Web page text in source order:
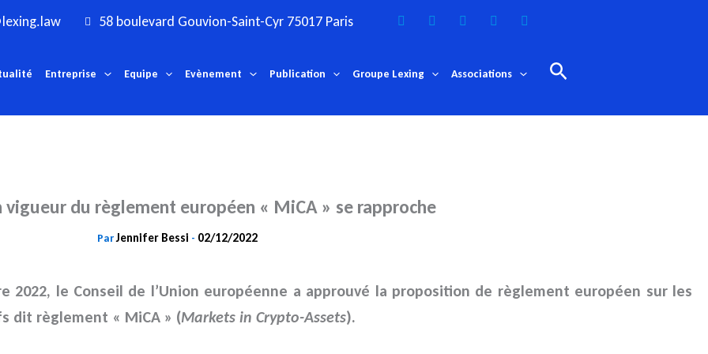
58 boulevard Gouvion-Saint-Cyr 75017 Paris
Entreprise Equipe Evènement Publication Groupe Lexing Associations Rechercher
vigueur du règlement européen « MiCA » se rapproche
ParJennifer Bessi - 02/12/2022
2022, le Conseil de l’Union européenne a approuvé la proposition de règlement européen sur les
dit règlement « MiCA » (Markets in Crypto-Assets).